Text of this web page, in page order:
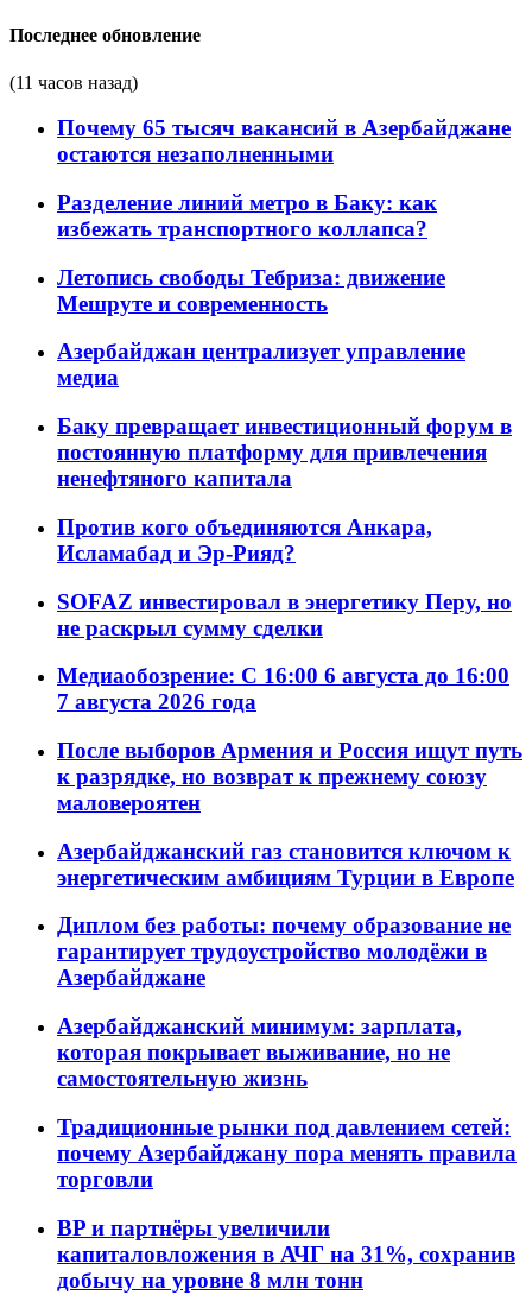
Последнее обновление
(11 часов назад)
Почему 65 тысяч вакансий в Азербайджане
остаются незаполненными
Разделение линий метро в Баку: как
избежать транспортного коллапса?
Летопись свободы Тебриза: движение
Мешруте и современность
Азербайджан централизует управление
медиа
Баку превращает инвестиционный форум в
постоянную платформу для привлечения
ненефтяного капитала
Против кого объединяются Анкара,
Исламабад и Эр-Рияд?
SOFAZ инвестировал в энергетику Перу, но
не раскрыл сумму сделки
Медиаобозрение: С 16:00 6 августа до 16:00
7 августа 2026 года
После выборов Армения и Россия ищут путь
к разрядке, но возврат к прежнему союзу
маловероятен
Азербайджанский газ становится ключом к
энергетическим амбициям Турции в Европе
Диплом без работы: почему образование не
гарантирует трудоустройство молодёжи в
Азербайджане
Азербайджанский минимум: зарплата,
которая покрывает выживание, но не
самостоятельную жизнь
Традиционные рынки под давлением сетей:
почему Азербайджану пора менять правила
торговли
BP и партнёры увеличили
капиталовложения в АЧГ на 31%, сохранив
добычу на уровне 8 млн тонн